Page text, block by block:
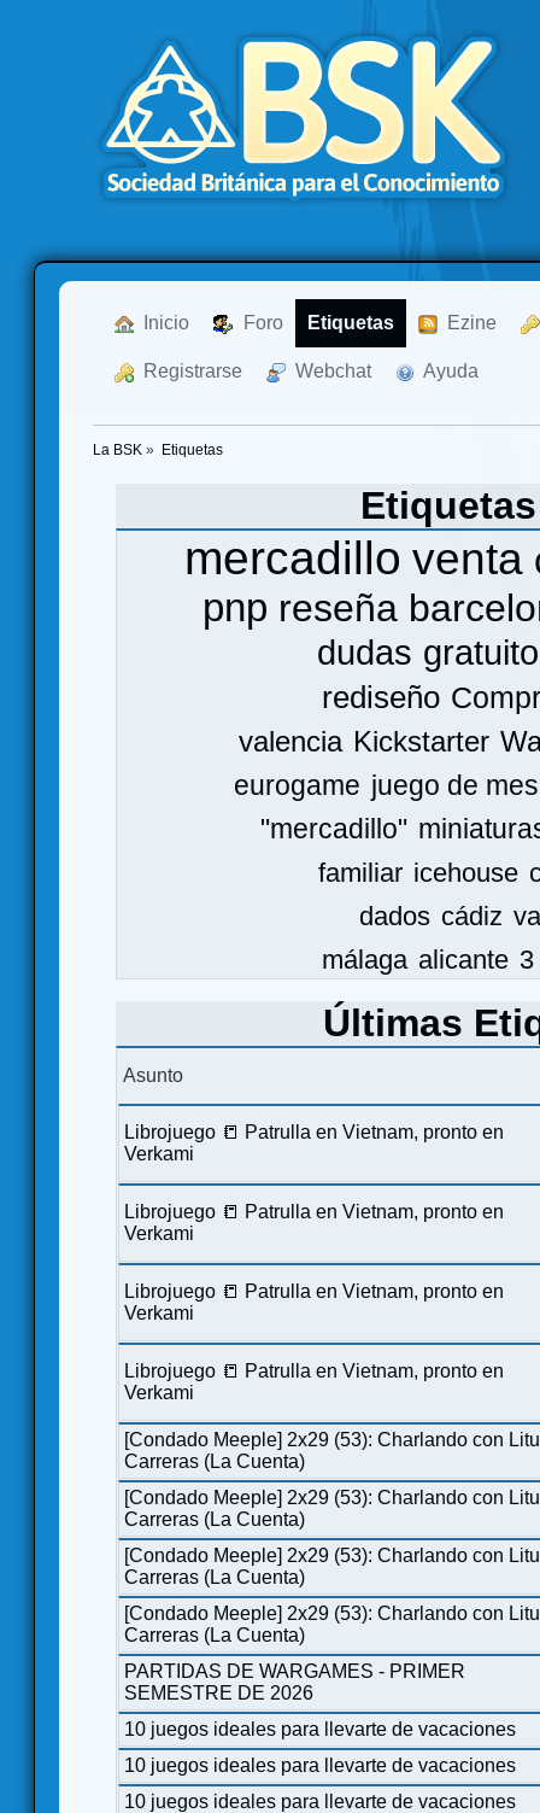
Inicio Foro Etiquetas Ezine
Registrarse Webchat Ayuda
La BSK » Etiquetas
mercadillo venta
pnp reseña
dudas gratuito
rediseño
valencia Kickstarter
eurogame juego de
"mercadillo"
familiar icehouse
dados cádiz
málaga alicante
Últimas
Asunto
Librojuego 📒 Patrulla en Vietnam, pronto en
Verkami
Librojuego 📒 Patrulla en Vietnam, pronto en
Verkami
Librojuego 📒 Patrulla en Vietnam, pronto en
Verkami
Librojuego 📒 Patrulla en Vietnam, pronto en
Verkami
[Condado Meeple] 2x29 (53): Charlando con
Carreras (La Cuenta)
[Condado Meeple] 2x29 (53): Charlando con
Carreras (La Cuenta)
[Condado Meeple] 2x29 (53): Charlando con
Carreras (La Cuenta)
[Condado Meeple] 2x29 (53): Charlando con
Carreras (La Cuenta)
PARTIDAS DE WARGAMES - PRIMER
SEMESTRE DE 2026
10 juegos ideales para llevarte de vacaciones
10 juegos ideales para llevarte de vacaciones
10 juegos ideales para llevarte de vacaciones